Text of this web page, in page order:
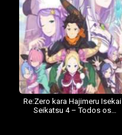
Re:Zero kara Hajimeru Isekai
Seikatsu 4 – Todos os